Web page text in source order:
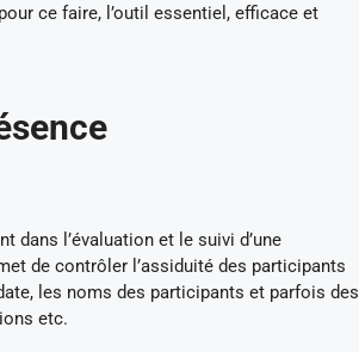
ce faire, l’outil essentiel, efficace et
dans l’évaluation et le suivi d’une
de contrôler l’assiduité des participants
les noms des participants et parfois des
etc.